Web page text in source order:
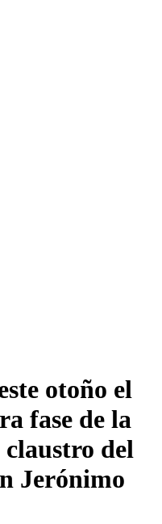
otoño el
fase de la
del
Jerónimo